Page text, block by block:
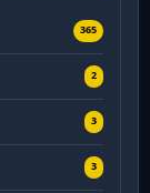
365
2
3
3